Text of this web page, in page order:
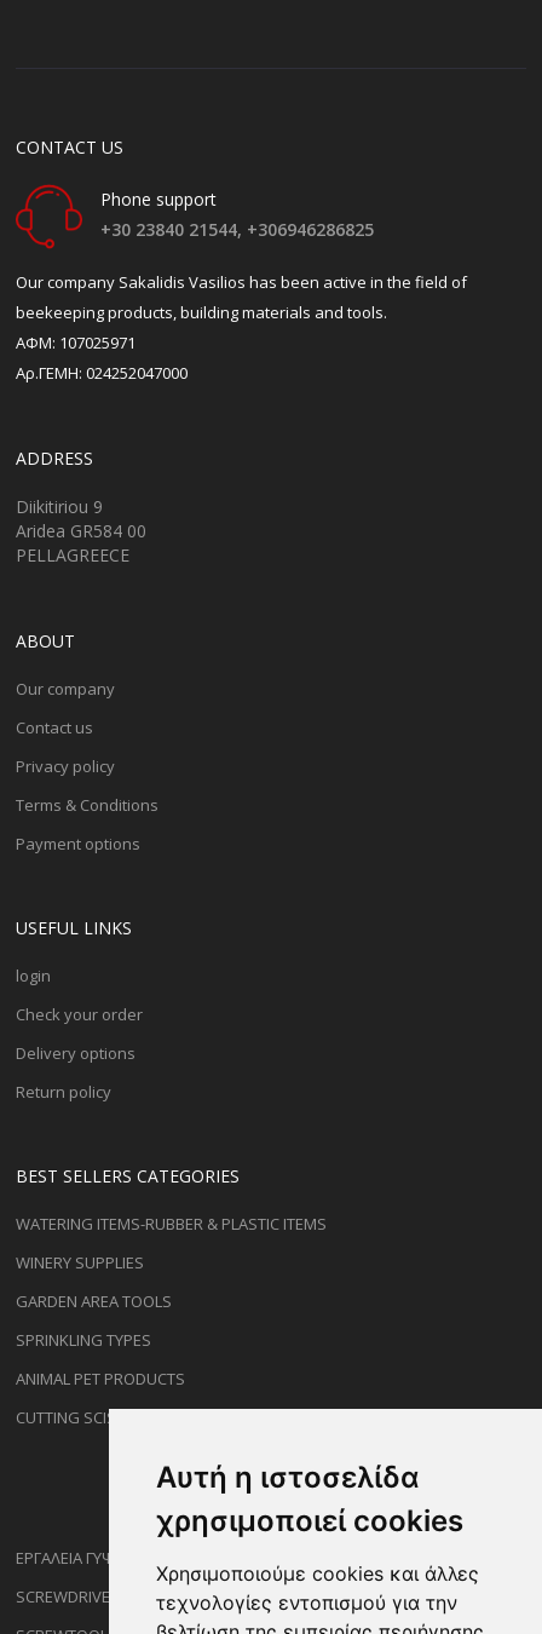
Αυτή η ιστοσελίδα
χρησιμοποιεί cookies
Χρησιμοποιούμε cookies και άλλες
τεχνολογίες εντοπισμού για την
CONTACT US
Phone support
+30 23840 21544, +306946286825
Our company Sakalidis Vasilios has been active in the field of
beekeeping products, building materials and tools.
ΑΦΜ: 107025971
Αρ.ΓΕΜΗ: 024252047000
ADDRESS
Diikitiriou 9
Aridea GR584 00
PELLAGREECE
ABOUT
Our company
Contact us
Privacy policy
Terms & Conditions
Payment options
USEFUL LINKS
login
Check your order
Delivery options
Return policy
BEST SELLERS CATEGORIES
WATERING ITEMS-RUBBER & PLASTIC ITEMS
WINERY SUPPLIES
GARDEN AREA TOOLS
SPRINKLING TYPES
ANIMAL PET PRODUCTS
CUTTING SCISSORS
ΕΡΓΑΛΕΙΑ ΓΥΨΟΣΑΝΙΔΑΣ
SCREWDRIVERS